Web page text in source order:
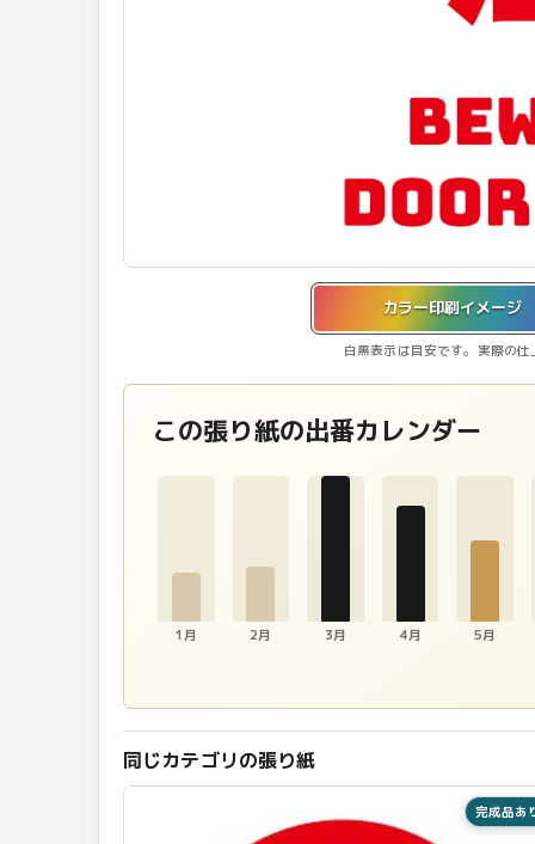
カラー印刷イメージ
白黒表示は目安です。実際の
カラー印刷イメージを表示しています。
この張り紙の出番カレンダー
1月 2月 3月 4月 5月
同じカテゴリの張り紙
完成品あ